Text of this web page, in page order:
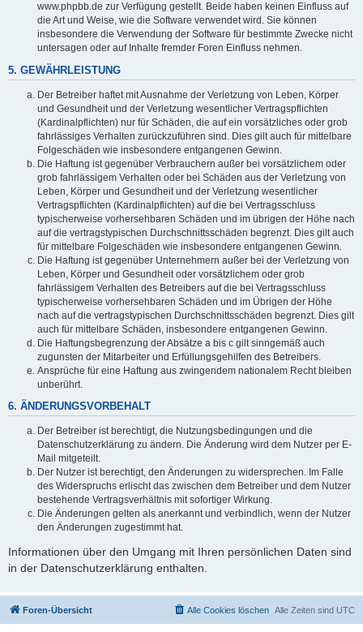
www.phpbb.de zur Verfügung gestellt. Beide haben keinen Einfluss auf
die Art und Weise, wie die Software verwendet wird. Sie können
insbesondere die Verwendung der Software für bestimmte Zwecke nicht
untersagen oder auf Inhalte fremder Foren Einfluss nehmen.
5. GEWÄHRLEISTUNG
Der Betreiber haftet mit Ausnahme der Verletzung von Leben, Körper
und Gesundheit und der Verletzung wesentlicher Vertragspflichten
(Kardinalpflichten) nur für Schäden, die auf ein vorsätzliches oder grob
fahrlässiges Verhalten zurückzuführen sind. Dies gilt auch für mittelbare
Folgeschäden wie insbesondere entgangenen Gewinn.
Die Haftung ist gegenüber Verbrauchern außer bei vorsätzlichem oder
grob fahrlässigem Verhalten oder bei Schäden aus der Verletzung von
Leben, Körper und Gesundheit und der Verletzung wesentlicher
Vertragspflichten (Kardinalpflichten) auf die bei Vertragsschluss
typischerweise vorhersehbaren Schäden und im übrigen der Höhe nach
auf die vertragstypischen Durchschnittsschäden begrenzt. Dies gilt auch
für mittelbare Folgeschäden wie insbesondere entgangenen Gewinn.
Die Haftung ist gegenüber Unternehmern außer bei der Verletzung von
Leben, Körper und Gesundheit oder vorsätzlichem oder grob
fahrlässigem Verhalten des Betreibers auf die bei Vertragsschluss
typischerweise vorhersehbaren Schäden und im Übrigen der Höhe
nach auf die vertragstypischen Durchschnittsschäden begrenzt. Dies gilt
auch für mittelbare Schäden, insbesondere entgangenen Gewinn.
Die Haftungsbegrenzung der Absätze a bis c gilt sinngemäß auch
zugunsten der Mitarbeiter und Erfüllungsgehilfen des Betreibers.
Ansprüche für eine Haftung aus zwingendem nationalem Recht bleiben
unberührt.
6. ÄNDERUNGSVORBEHALT
Der Betreiber ist berechtigt, die Nutzungsbedingungen und die
Datenschutzerklärung zu ändern. Die Änderung wird dem Nutzer per E-
Mail mitgeteilt.
Der Nutzer ist berechtigt, den Änderungen zu widersprechen. Im Falle
des Widerspruchs erlischt das zwischen dem Betreiber und dem Nutzer
bestehende Vertragsverhältnis mit sofortiger Wirkung.
Die Änderungen gelten als anerkannt und verbindlich, wenn der Nutzer
den Änderungen zugestimmt hat.
Informationen über den Umgang mit Ihren persönlichen Daten sind
in der Datenschutzerklärung enthalten.
Foren-Übersicht Alle Zeiten sind UTC
Alle Cookies löschen